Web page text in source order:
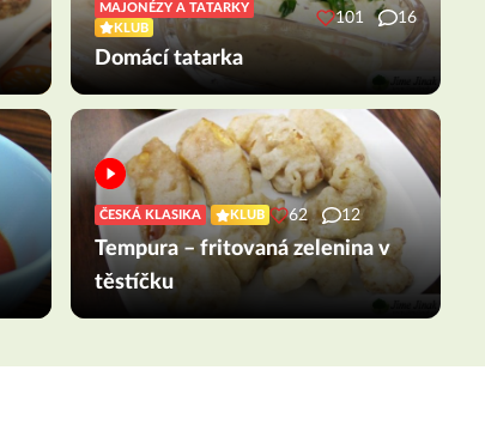
MAJONÉZY A TATARKY
KLUB
101 16
Domácí tatarka
ČESKÁ KLASIKA KLUB 62 12
Tempura – fritovaná zelenina v
těstíčku